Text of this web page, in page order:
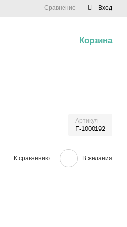
Сравнение Вход
Корзина
Артикул
F-1000192
К сравнению В желания